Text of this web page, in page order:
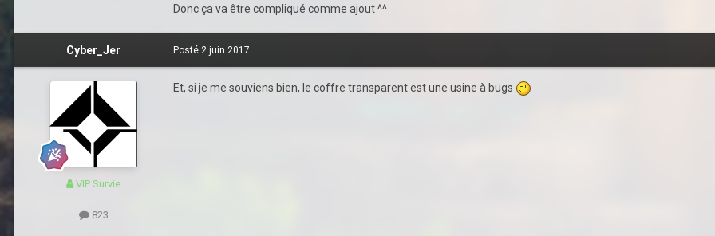
Donc ça va être compliqué comme ajout ^^
Cyber_Jer
VIP Survie
823
Posté 2 juin 2017
Et, si je me souviens bien, le coffre transparent est une usine à bugs